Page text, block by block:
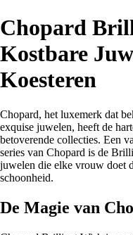
Chopard
Kostbare
Koesteren
Chopard, het luxemerk dat
exquise juwelen, heeft de
betoverende collecties. Een
series van Chopard is de
juwelen die elke vrouw doet
schoonheid.
De Magie van